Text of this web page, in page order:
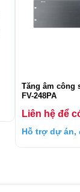
Tăng âm công
FV-248PA
Liên hệ để
Hỗ trợ dự án,